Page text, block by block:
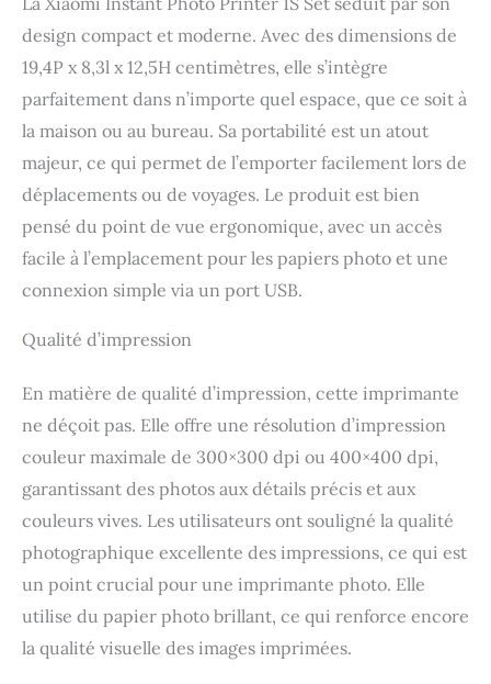
design compact et moderne. Avec des dimensions de
19,4P x 8,3l x 12,5H centimètres, elle s’intègre
parfaitement dans n’importe quel espace, que ce soit à
la maison ou au bureau. Sa portabilité est un atout
majeur, ce qui permet de l’emporter facilement lors de
déplacements ou de voyages. Le produit est bien
pensé du point de vue ergonomique, avec un accès
facile à l’emplacement pour les papiers photo et une
connexion simple via un port USB.
Qualité d’impression
En matière de qualité d’impression, cette imprimante
ne déçoit pas. Elle offre une résolution d’impression
couleur maximale de 300×300 dpi ou 400×400 dpi,
garantissant des photos aux détails précis et aux
couleurs vives. Les utilisateurs ont souligné la qualité
photographique excellente des impressions, ce qui est
un point crucial pour une imprimante photo. Elle
utilise du papier photo brillant, ce qui renforce encore
la qualité visuelle des images imprimées.